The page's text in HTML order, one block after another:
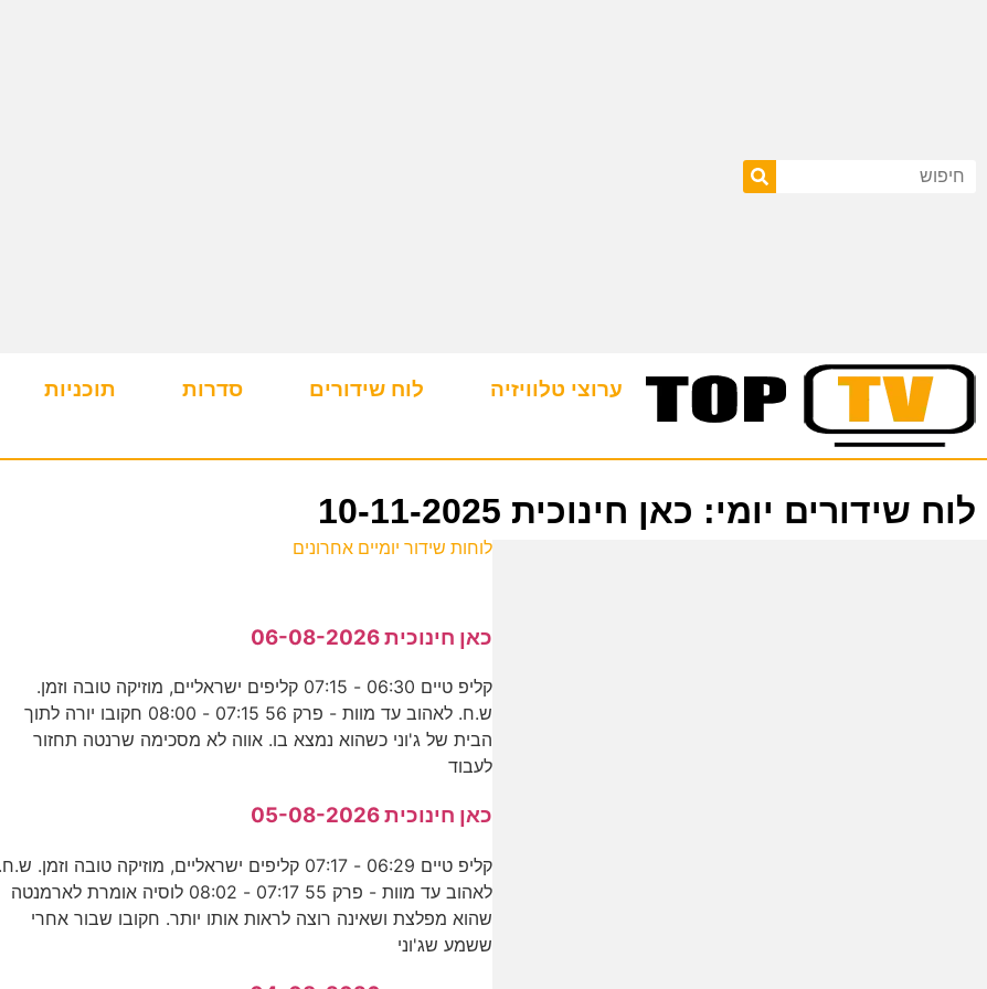
ערוצי טלוויזיה לוח שידורים סדרות תוכניות
לוח שידורים יומי: כאן חינוכית 10-11-2025
לוחות שידור יומיים אחרונים
כאן חינוכית 06-08-2026
קליפ טיים 06:30 - 07:15 קליפים ישראליים, מוזיקה טובה וזמן.
ש.ח. לאהוב עד מוות - פרק 56 07:15 - 08:00 חקובו יורה לתוך
הבית של ג'וני כשהוא נמצא בו. אווה לא מסכימה שרנטה תחזור
לעבוד
כאן חינוכית 05-08-2026
קליפ טיים 06:29 - 07:17 קליפים ישראליים, מוזיקה טובה וזמן. ש.ח.
לאהוב עד מוות - פרק 55 07:17 - 08:02 לוסיה אומרת לארמנטה
שהוא מפלצת ושאינה רוצה לראות אותו יותר. חקובו שבור אחרי
ששמע שג'וני